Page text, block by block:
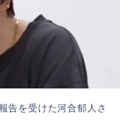
告を受けた河合郁人さ